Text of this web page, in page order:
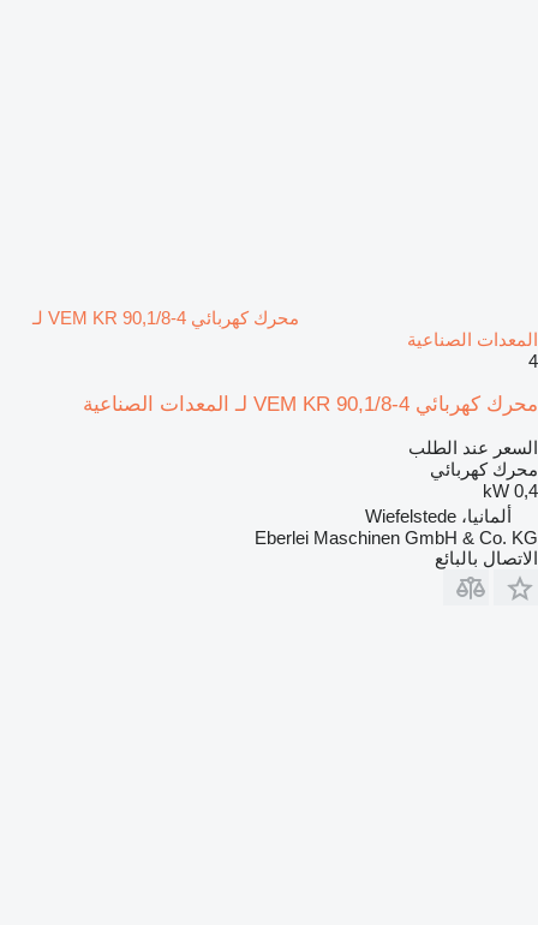
محرك كهربائي VEM KR 90,1/8-4 لـ
المعدات الصناعية
4
محرك كهربائي VEM KR 90,1/8-4 لـ المعدات الصناعية
السعر عند الطلب
محرك كهربائي
0,4 kW
ألمانيا، Wiefelstede
Eberlei Maschinen GmbH & Co. KG
الاتصال بالبائع